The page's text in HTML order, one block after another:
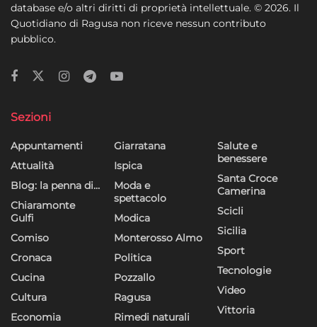
database e/o altri diritti di proprietà intellettuale. © 2026. Il
Quotidiano di Ragusa non riceve nessun contributo
pubblico.
Sezioni
Appuntamenti
Attualità
Blog: la penna di…
Chiaramonte
Gulfi
Comiso
Cronaca
Cucina
Cultura
Economia
Giarratana
Ispica
Moda e
spettacolo
Modica
Monterosso Almo
Politica
Pozzallo
Ragusa
Rimedi naturali
Salute e
benessere
Santa Croce
Camerina
Scicli
Sicilia
Sport
Tecnologie
Video
Vittoria